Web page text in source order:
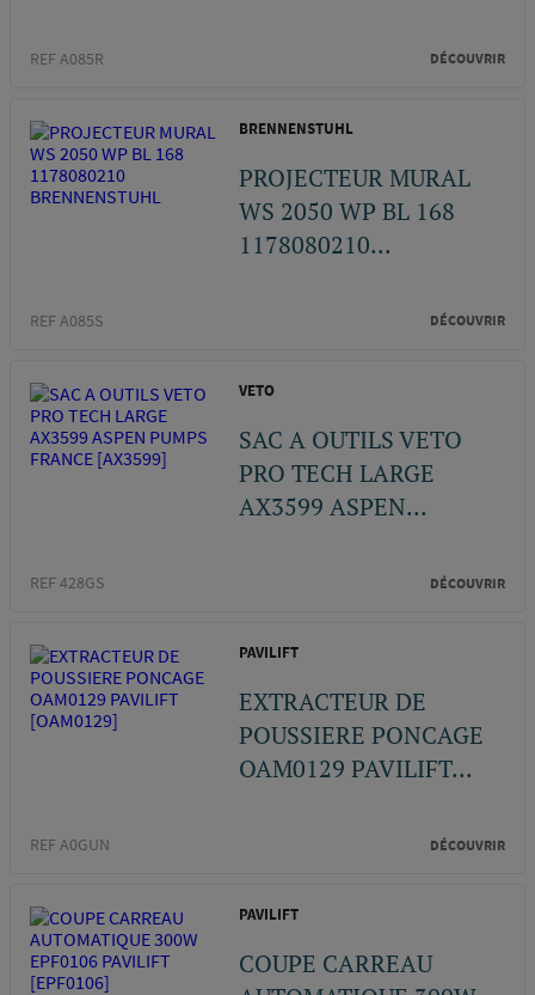
REF A085R DÉCOUVRIR
BRENNENSTUHL
PROJECTEUR MURAL
WS 2050 WP BL 168
1178080210...
REF A085S DÉCOUVRIR
VETO
SAC A OUTILS VETO
PRO TECH LARGE
AX3599 ASPEN...
REF 428GS DÉCOUVRIR
PAVILIFT
EXTRACTEUR DE
POUSSIERE PONCAGE
OAM0129 PAVILIFT...
REF A0GUN DÉCOUVRIR
PAVILIFT
COUPE CARREAU